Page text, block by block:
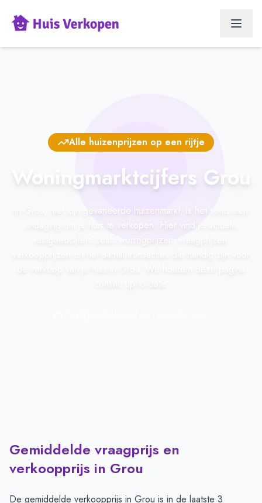
Alle huizenprijzen op een rijtje
Woningmarktcijfers Grou
In Grou, met zijn gevarieerde huizenmarkt, is het soms een
uitdaging om je huis te verkopen. Hier vind je actuele
vastgoedcijfers zoals woningprijzen, vraagprijzen,
Gemiddelde vraagprijs en
verkoopprijs in Grou
De gemiddelde verkoopprijs in Grou is in de laatste 3